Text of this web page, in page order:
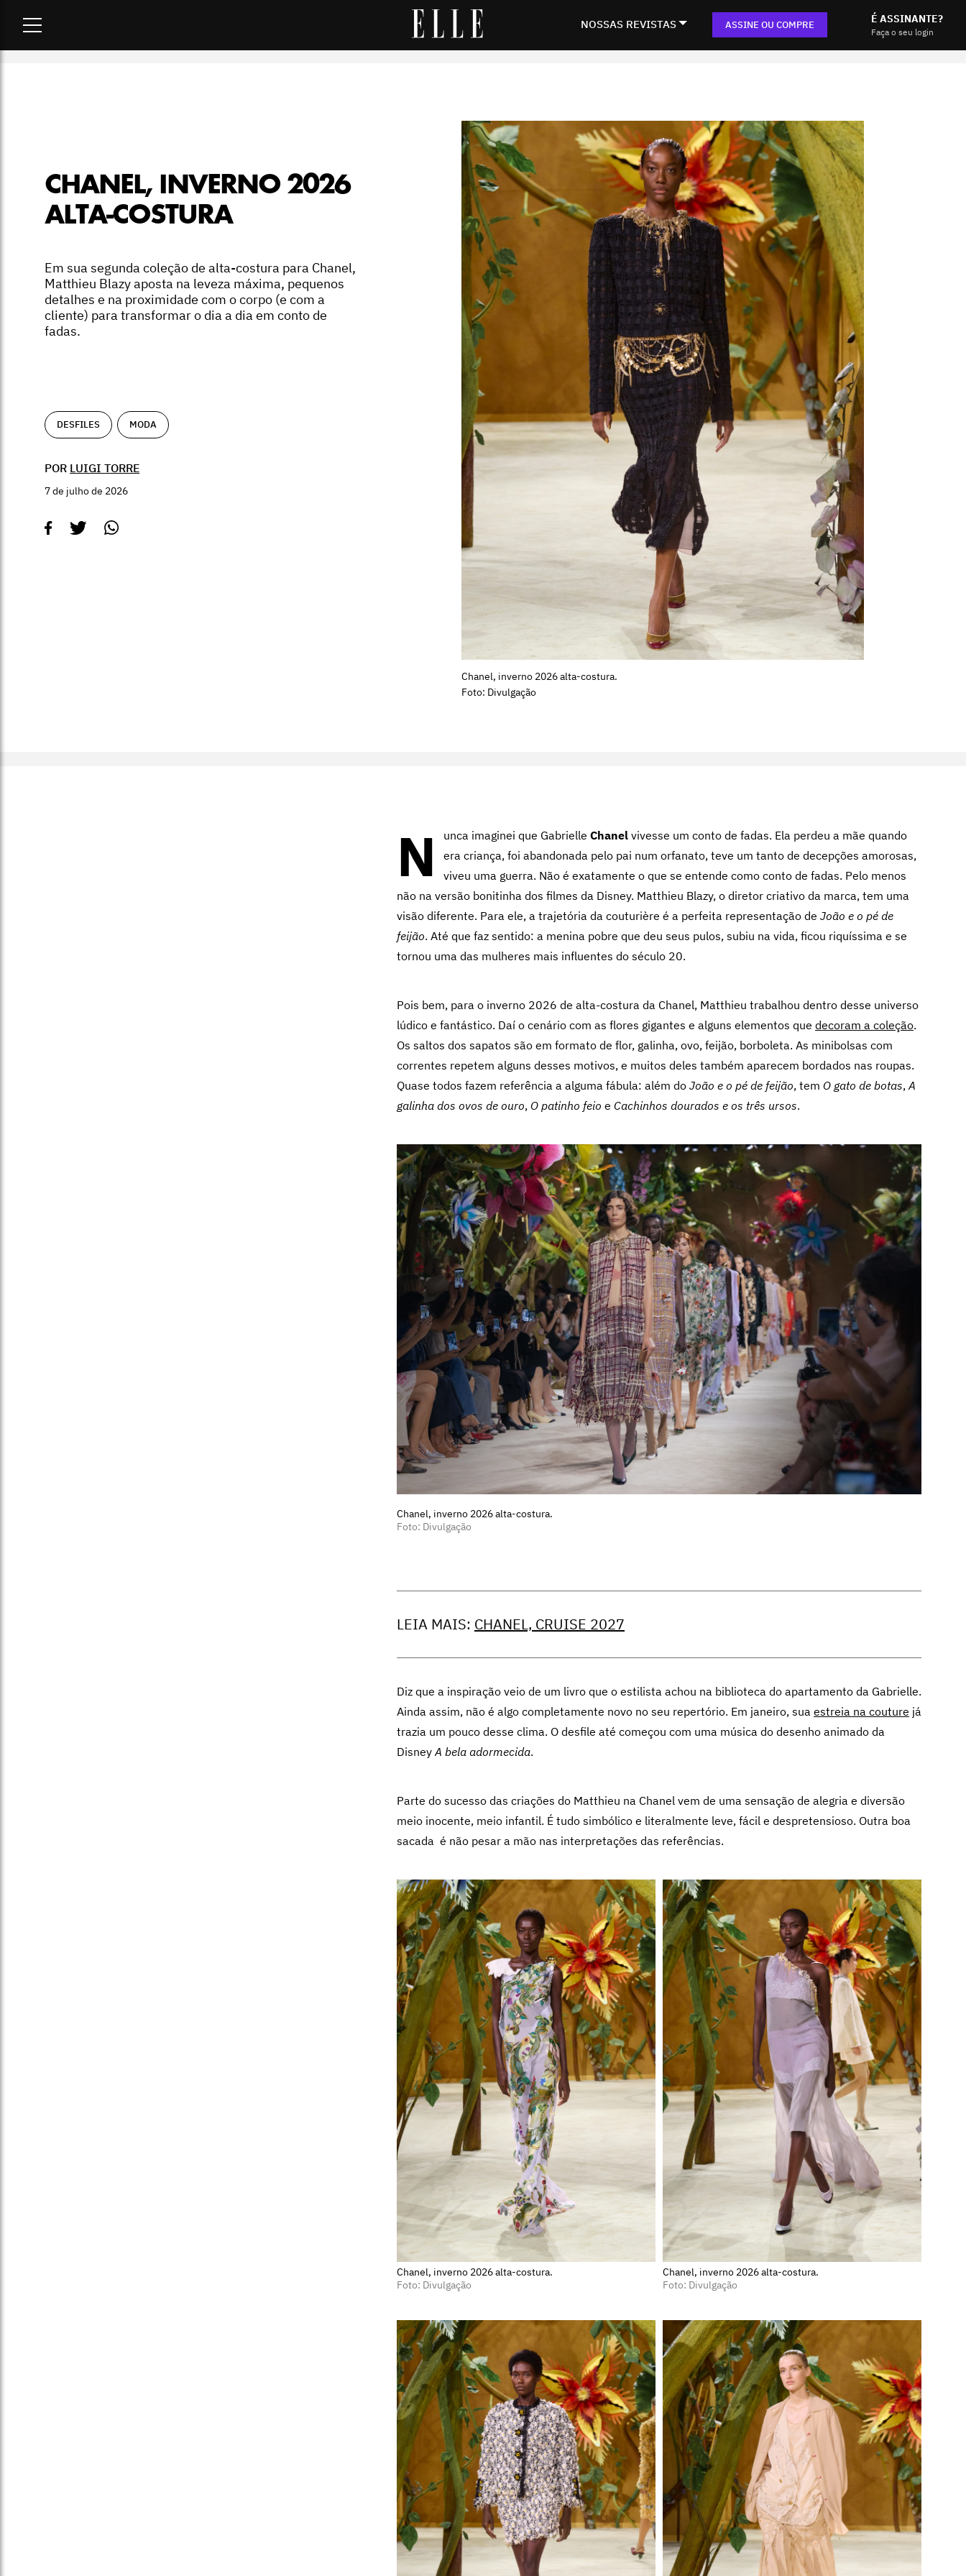
NOSSAS REVISTAS ASSINE OU COMPRE É ASSINANTE?
Faça o seu login
CHANEL, INVERNO 2026
ALTA-COSTURA
Em sua segunda coleção de alta-costura para Chanel,
Matthieu Blazy aposta na leveza máxima, pequenos
detalhes e na proximidade com o corpo (e com a
cliente) para transformar o dia a dia em conto de
fadas.
DESFILES MODA
POR LUIGI TORRE
7 de julho de 2026
Chanel, inverno 2026 alta-costura.
Foto: Divulgação
N unca imaginei que Gabrielle Chanel vivesse um conto de fadas. Ela perdeu a mãe quando
era criança, foi abandonada pelo pai num orfanato, teve um tanto de decepções amorosas,
viveu uma guerra. Não é exatamente o que se entende como conto de fadas. Pelo menos
não na versão bonitinha dos filmes da Disney. Matthieu Blazy, o diretor criativo da marca, tem uma
visão diferente. Para ele, a trajetória da couturière é a perfeita representação de João e o pé de
feijão. Até que faz sentido: a menina pobre que deu seus pulos, subiu na vida, ficou riquíssima e se
tornou uma das mulheres mais influentes do século 20.
Pois bem, para o inverno 2026 de alta-costura da Chanel, Matthieu trabalhou dentro desse universo
lúdico e fantástico. Daí o cenário com as flores gigantes e alguns elementos que decoram a coleção.
Os saltos dos sapatos são em formato de flor, galinha, ovo, feijão, borboleta. As minibolsas com
correntes repetem alguns desses motivos, e muitos deles também aparecem bordados nas roupas.
Quase todos fazem referência a alguma fábula: além do João e o pé de feijão, tem O gato de botas,A
galinha dos ovos de ouro, O patinho feio e Cachinhos dourados e os três ursos.
Chanel, inverno 2026 alta-costura.
Foto: Divulgação
LEIA MAIS: CHANEL, CRUISE 2027
Diz que a inspiração veio de um livro que o estilista achou na biblioteca do apartamento da Gabrielle.
Ainda assim, não é algo completamente novo no seu repertório. Em janeiro, sua estreia na couture já
trazia um pouco desse clima. O desfile até começou com uma música do desenho animado da
DisneyA bela adormecida.
Parte do sucesso das criações do Matthieu na Chanel vem de uma sensação de alegria e diversão
meio inocente, meio infantil. É tudo simbólico e literalmente leve, fácil e despretensioso. Outra boa
sacada é não pesar a mão nas interpretações das referências.
Chanel, inverno 2026 alta-costura.
Foto: Divulgação
Chanel, inverno 2026 alta-costura.
Foto: Divulgação